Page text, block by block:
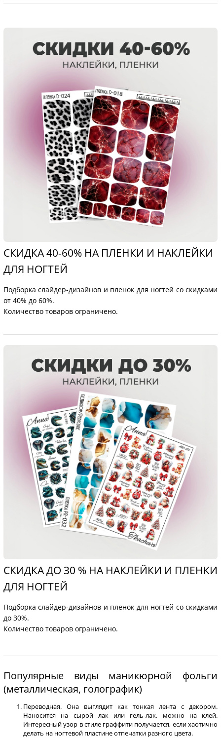
СКИДКА 40-60% НА ПЛЕНКИ И НАКЛЕЙКИ
ДЛЯ НОГТЕЙ
Подборка слайдер-дизайнов и пленок для ногтей со скидками
от 40% до 60%.
Количество товаров ограничено.
СКИДКА ДО 30 % НА НАКЛЕЙКИ И ПЛЕНКИ
ДЛЯ НОГТЕЙ
Подборка слайдер-дизайнов и пленок для ногтей со скидками
до 30%.
Количество товаров ограничено.
Популярные виды маникюрной фольги
(металлическая, голографик)
Переводная. Она выглядит как тонкая лента с декором.
Наносится на сырой лак или гель-лак, можно на клей.
Интересный узор в стиле граффити получается, если хаотично
делать на ногтевой пластине отпечатки разного цвета.